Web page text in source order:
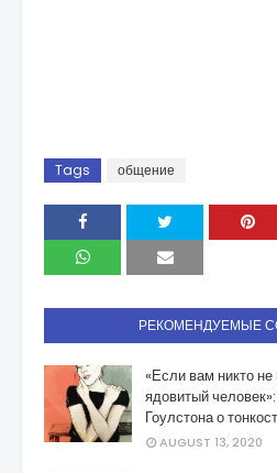
Tags общение
РЕКОМЕНДУЕМЫЕ
«Если вам никто
ядовитый
Гоулстона о
AUGUST 13, 2020